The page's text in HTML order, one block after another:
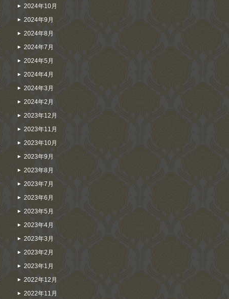
2024年10月
2024年9月
2024年8月
2024年7月
2024年5月
2024年4月
2024年3月
2024年2月
2023年12月
2023年11月
2023年10月
2023年9月
2023年8月
2023年7月
2023年6月
2023年5月
2023年4月
2023年3月
2023年2月
2023年1月
2022年12月
2022年11月